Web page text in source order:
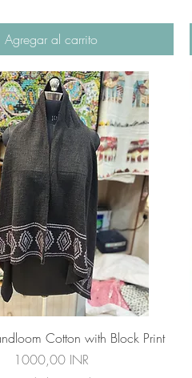
Agregar al carrito
Vista rápida
Cotton with Block Print
Precio
1000,00 INR